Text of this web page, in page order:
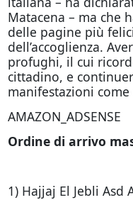
Matacena – ma che
delle pagine più
dell’accoglienza.
profughi, il cui
cittadino, e
manifestazioni come
AMAZON_ADSENSE
Ordine di arrivo
1) Hajjaj El Jebli Asd